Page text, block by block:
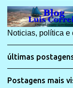
Noticias, política e
últimas
Postagens mais